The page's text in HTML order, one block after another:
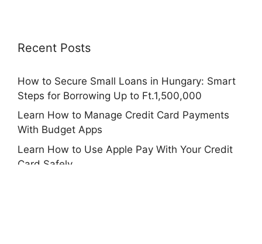
Recent Posts
How to Secure Small Loans in Hungary: Smart
Steps for Borrowing Up to Ft.1,500,000
Learn How to Manage Credit Card Payments
With Budget Apps
Learn How to Use Apple Pay With Your Credit
Card Safely